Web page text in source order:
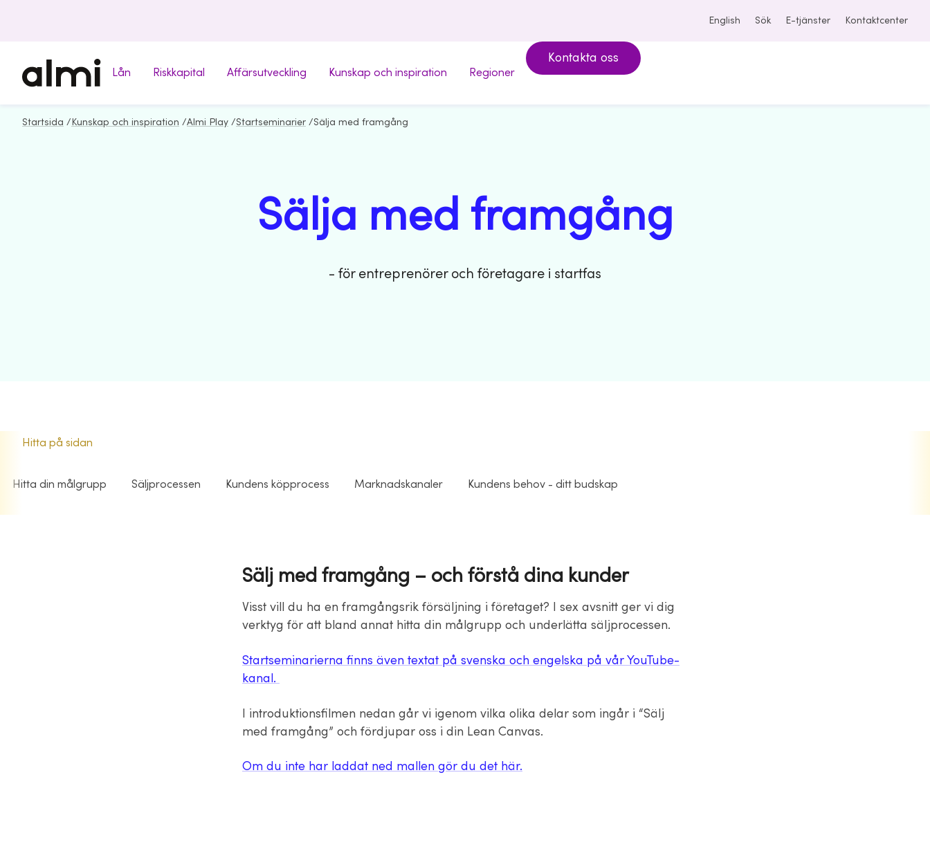
English Sök E-tjänster Kontaktcenter
Lån Riskkapital Affärsutveckling Kunskap och inspiration Regioner
Kontakta oss
Startsida / Kunskap och inspiration /Almi Play /Startseminarier /Sälja med framgång
Sälja med framgång
- för entreprenörer och företagare i startfas
Hitta på sidan
Hitta din målgrupp Säljprocessen Kundens köpprocess Marknadskanaler Kundens behov - ditt budskap
Sälj med framgång – och förstå dina kunder
Visst vill du ha en framgångsrik försäljning i företaget? I sex avsnitt ger vi dig
verktyg för att bland annat hitta din målgrupp och underlätta säljprocessen.
Startseminarierna finns även textat på svenska och engelska på vår YouTube-
kanal.
I introduktionsfilmen nedan går vi igenom vilka olika delar som ingår i “Sälj
med framgång” och fördjupar oss i din Lean Canvas.
Om du inte har laddat ned mallen gör du det här.